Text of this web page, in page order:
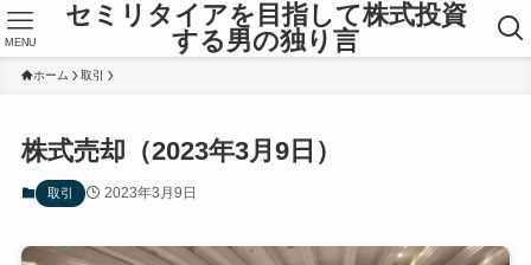
セミリタイアを目指して株式投資
する男の独り言
MENU
ホーム 取引
株式売却（2023年3月9日）
取引 2023年3月9日